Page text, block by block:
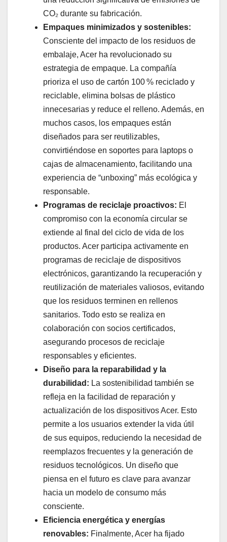
CO₂ durante su fabricación.
Empaques minimizados y sostenibles:
Consciente del impacto de los residuos de
embalaje, Acer ha revolucionado su
estrategia de empaque. La compañía
prioriza el uso de cartón 100 % reciclado y
reciclable, elimina bolsas de plástico
innecesarias y reduce el relleno. Además, en
muchos casos, los empaques están
diseñados para ser reutilizables,
convirtiéndose en soportes para laptops o
cajas de almacenamiento, facilitando una
experiencia de “unboxing” más ecológica y
responsable.
Programas de reciclaje proactivos: El
compromiso con la economía circular se
extiende al final del ciclo de vida de los
productos. Acer participa activamente en
programas de reciclaje de dispositivos
electrónicos, garantizando la recuperación y
reutilización de materiales valiosos, evitando
que los residuos terminen en rellenos
sanitarios. Todo esto se realiza en
colaboración con socios certificados,
asegurando procesos de reciclaje
responsables y eficientes.
Diseño para la reparabilidad y la
durabilidad: La sostenibilidad también se
refleja en la facilidad de reparación y
actualización de los dispositivos Acer. Esto
permite a los usuarios extender la vida útil
de sus equipos, reduciendo la necesidad de
reemplazos frecuentes y la generación de
residuos tecnológicos. Un diseño que
piensa en el futuro es clave para avanzar
hacia un modelo de consumo más
consciente.
Eficiencia energética y energías
renovables: Finalmente, Acer ha fijado